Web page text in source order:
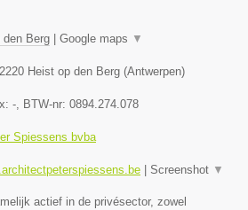
den Berg Google maps ▼
2220 Heist op den Berg (Antwerpen)
-, BTW-nr: 0894.274.078
Spiessens bvba
Screenshot ▼
actief in de privésector, zowel